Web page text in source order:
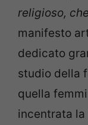
religioso,
manifesto
dedicato
studio della
quella
incentrata la